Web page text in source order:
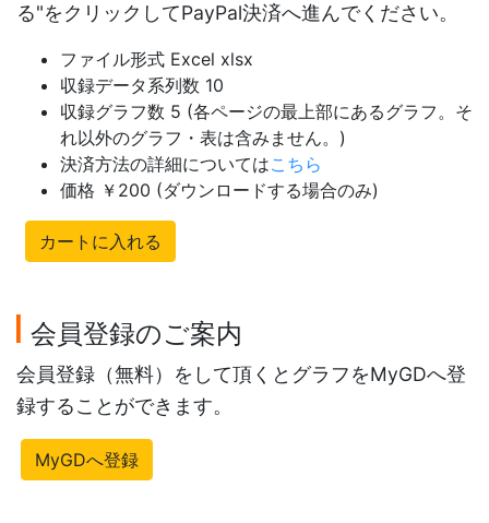
る"をクリックしてPayPal決済へ進んでください。
ファイル形式 Excel xlsx
収録データ系列数 10
収録グラフ数 5 (各ページの最上部にあるグラフ。そ
れ以外のグラフ・表は含みません。)
決済方法の詳細についてはこちら
価格 ￥200 (ダウンロードする場合のみ)
カートに入れる
会員登録のご案内
会員登録（無料）をして頂くとグラフをMyGDへ登
録することができます。
MyGDへ登録